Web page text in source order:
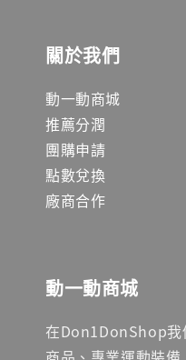
關於我們
動一動商城
推薦分潤
團購申請
點數兌換
廠商合作
動一動商城
在Don1DonShop我